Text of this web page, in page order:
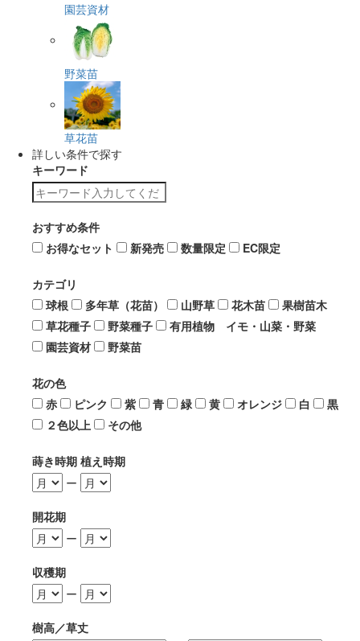
園芸資材
野菜苗
草花苗
詳しい条件で探す
キーワード
おすすめ条件
お得なセット
新発売 数量限定 EC限定
カテゴリ
球根
多年草（花苗） 山野草 花木苗
果樹苗木
草花種子
野菜種子
有用植物 イモ・山菜・野菜
園芸資材
野菜苗
花の色
赤
ピンク 紫 青 緑 黄 オレンジ 白
黒
２色以上
その他
蒔き時期 植え時期
ー
開花期
ー
収穫期
ー
樹高／草丈